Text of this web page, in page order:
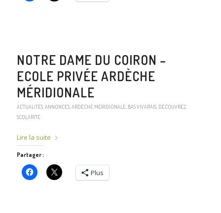
NOTRE DAME DU COIRON –
ECOLE PRIVÉE ARDÈCHE
MÉRIDIONALE
ACTUALITÉS, ANNONCES, ARDÈCHE MÉRIDIONALE, BAS VIVARAIS, DÉCOUVREZ,
SCOLARITÉ
Lire la suite
Partager :
Plus